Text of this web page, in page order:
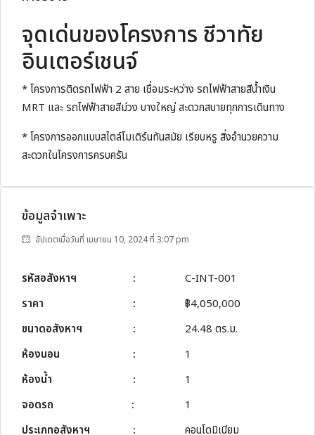
จุดเด่นของโครงการ ชีวาทัย
อินเตอร์เชนจ์
* โครงการติดรถไฟฟ้า 2 สาย เชื่อมระหว่าง รถไฟฟ้าสายสีน้ำเงิน
MRT และ รถไฟฟ้าสายสีม่วง บางใหญ่ สะดวกสบายทุกการเดินทาง
* โครงการออกแบบสไตล์โมเดิร์นทันสมัย เรียบหรู สิ่งอำนวยความ
สะดวกในโครงการครบครัน
ข้อมูลจำเพาะ
อัปเดตเมื่อวันที่ เมษายน 10, 2024 ที่ 3:07 pm
รหัสอสังหาฯ :
C-INT-001
ราคา
:
฿4,050,000
ขนาดอสังหาฯ
:
24.48 ตร.ม.
ห้องนอน
:
1
ห้องน้ำ
:
1
จอดรถ
:
1
ประเภทอสังหาฯ
:
คอนโดมิเนียม